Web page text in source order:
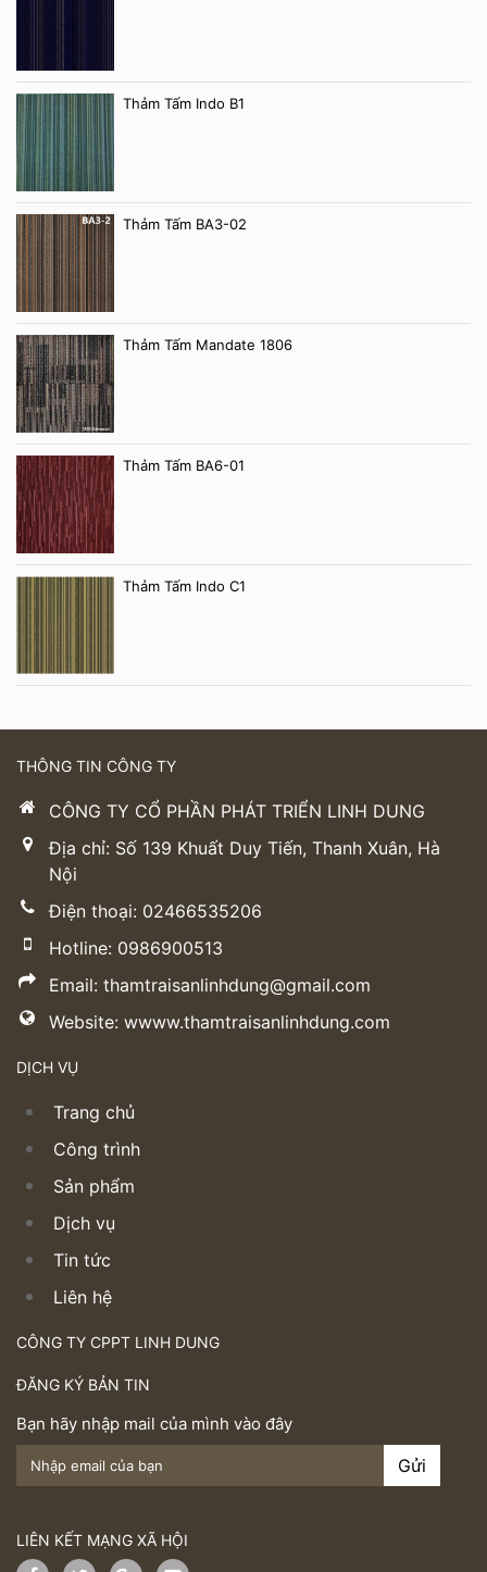
Thảm Tấm Indo B1
Thảm Tấm BA3-02
Thảm Tấm Mandate 1806
Thảm Tấm BA6-01
Thảm Tấm Indo C1
THÔNG TIN CÔNG TY
CÔNG TY CỔ PHẦN PHÁT TRIỂN LINH DUNG
Địa chỉ: Số 139 Khuất Duy Tiến, Thanh Xuân, Hà
Nội
Điện thoại: 02466535206
Hotline: 0986900513
Email: thamtraisanlinhdung@gmail.com
Website: wwww.thamtraisanlinhdung.com
DỊCH VỤ
Trang chủ
Công trình
Sản phẩm
Dịch vụ
Tin tức
Liên hệ
CÔNG TY CPPT LINH DUNG
ĐĂNG KÝ BẢN TIN
Bạn hãy nhập mail của mình vào đây
LIÊN KẾT MẠNG XÃ HỘI